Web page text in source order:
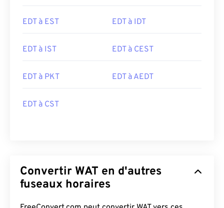
EDT à EST EDT à IDT
EDT à IST EDT à CEST
EDT à PKT EDT à AEDT
EDT à CST
Convertir WAT en d'autres
fuseaux horaires